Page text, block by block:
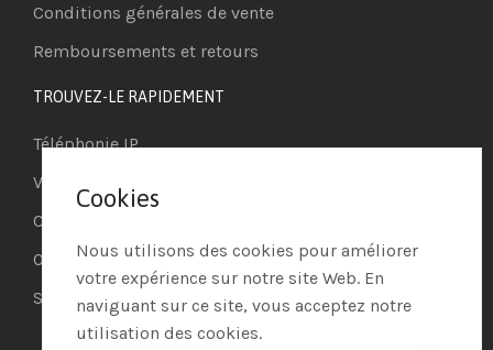
Conditions générales de vente
Remboursements et retours
TROUVEZ-LE RAPIDEMENT
Téléphonie IP
Visioconférence
Casques
Ordinateurs
Systèmes de securité
Cookies
Nous utilisons des cookies pour améliorer
votre expérience sur notre site Web. En
naviguant sur ce site, vous acceptez notre
utilisation des cookies.